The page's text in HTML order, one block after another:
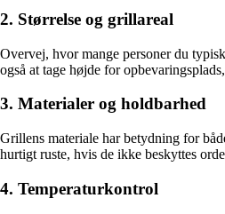
2. Størrelse og grillareal
Overvej, hvor mange personer du
også at tage højde for
3. Materialer og holdbarhed
Grillens materiale har betydning for
hurtigt ruste, hvis de ikke beskyttes
4. Temperaturkontrol